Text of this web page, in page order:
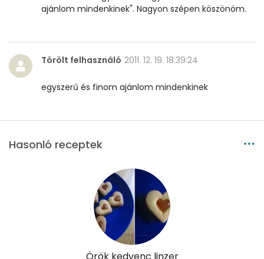
Összesen
85.1 g
Cukor
36 mg
A vitamin (RAE):
B6 vitamin:
ajánlom mindenkinek". Nagyon szépen köszönöm.
Törölt felhasználó 2011. 12. 19. 18:39:24
egyszerű és finom ajánlom mindenkinek
Hasonló receptek
Örök kedvenc linzer